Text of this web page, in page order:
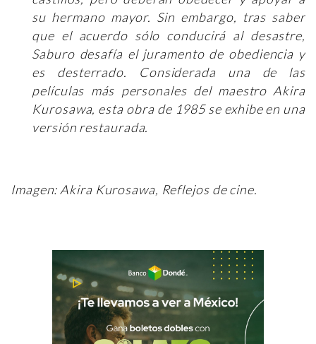
su hermano mayor. Sin embargo, tras saber
que el acuerdo sólo conducirá al desastre,
Saburo desafía el juramento de obediencia y
es desterrado. Considerada una de las
películas más personales del maestro Akira
Kurosawa, esta obra de 1985 se exhibe en una
versión restaurada.
Imagen: Akira Kurosawa, Reflejos de cine.